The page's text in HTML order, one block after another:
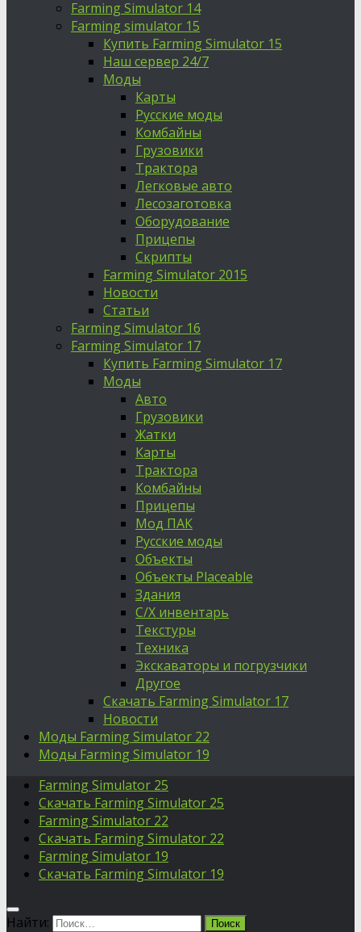
Farming Simulator 14
Farming simulator 15
Купить Farming Simulator 15
Наш сервер 24/7
Моды
Карты
Русские моды
Комбайны
Грузовики
Трактора
Легковые авто
Лесозаготовка
Оборудование
Прицепы
Скрипты
Farming Simulator 2015
Новости
Статьи
Farming Simulator 16
Farming Simulator 17
Купить Farming Simulator 17
Моды
Авто
Грузовики
Жатки
Карты
Трактора
Комбайны
Прицепы
Мод ПАК
Русские моды
Объекты
Объекты Placeable
Здания
С/Х инвентарь
Текстуры
Техника
Экскаваторы и погрузчики
Другое
Скачать Farming Simulator 17
Новости
Моды Farming Simulator 22
Моды Farming Simulator 19
Farming Simulator 25
Скачать Farming Simulator 25
Farming Simulator 22
Скачать Farming Simulator 22
Farming Simulator 19
Скачать Farming Simulator 19
Найти: